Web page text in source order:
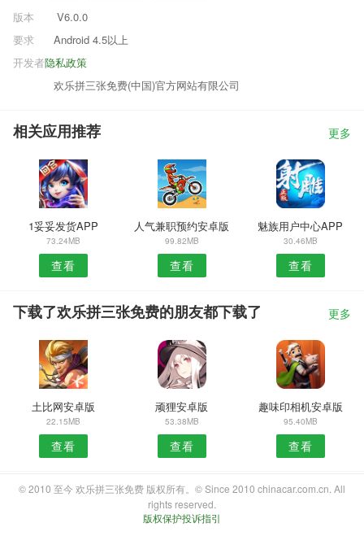
版本
V6.0.0
要求
Android 4.5以上
隐私政策
开发者
欢乐拼三张免费(中国)官方网站有限公司
相关应用推荐 更多
1妥妥发货APP
73.24MB
查看
人气兼职预约安卓版
99.82MB
查看
魅族用户中心APP
30.46MB
查看
下载了欢乐拼三张免费的朋友都下载了 更多
土比网安卓版
22.15MB
查看
顽狸安卓版
53.38MB
查看
趣味印相机安卓版
95.40MB
查看
© 2010 至今 欢乐拼三张免费 版权所有。© Since 2010 chinacar.com.cn. All
rights reserved.
版权保护投诉指引